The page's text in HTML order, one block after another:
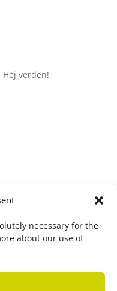
necessary for the
about our use of
Hej verden!